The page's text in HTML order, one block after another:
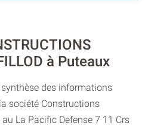
à Puteaux
des informations
société Constructions
La Pacific Defense 7 11 Crs